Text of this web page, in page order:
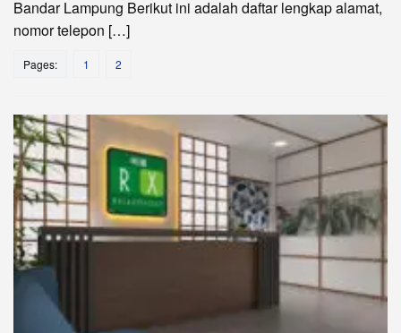
Bandar Lampung Berikut ini adalah daftar lengkap alamat,
nomor telepon […]
Pages: 1 2